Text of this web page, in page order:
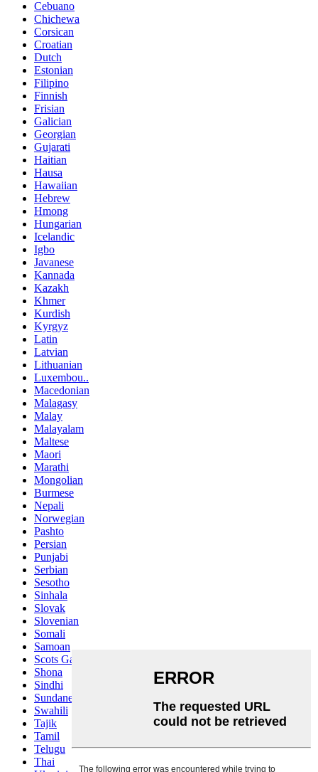
Cebuano
Chichewa
Corsican
Croatian
Dutch
Estonian
Filipino
Finnish
Frisian
Galician
Georgian
Gujarati
Haitian
Hausa
Hawaiian
Hebrew
Hmong
Hungarian
Icelandic
Igbo
Javanese
Kannada
Kazakh
Khmer
Kurdish
Kyrgyz
Latin
Latvian
Lithuanian
Luxembou..
Macedonian
Malagasy
Malay
Malayalam
Maltese
Maori
Marathi
Mongolian
Burmese
Nepali
Norwegian
Pashto
Persian
Punjabi
Serbian
Sesotho
Sinhala
Slovak
Slovenian
Somali
Samoan
Scots Gaelic
Shona
Sindhi
Sundanese
Swahili
Tajik
Tamil
Telugu
Thai